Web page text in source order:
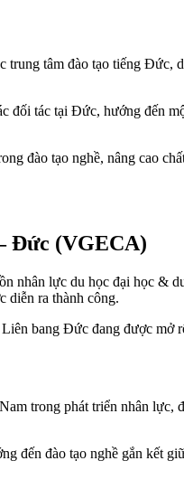
tâm đào tạo tiếng Đức,
tác tại Đức, hướng đến
đào tạo nghề, nâng cao
Đức (VGECA)
nhân lực du học đại học &
diễn ra thành công.
bang Đức đang được
trong phát triển nhân
đào tạo nghề gắn kết